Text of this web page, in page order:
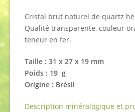
Cristal brut naturel de quartz
Qualité transparente, couleur
teneur en fer.
Taille : 31 x 27 x 19 mm
Poids : 19 g
Origine : Brésil
Description minéralogique et